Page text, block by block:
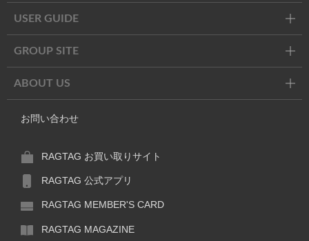
USER GUIDE
GROUP SITE
ABOUT US
お問い合わせ
RAGTAG お買い取りサイト
RAGTAG 公式アプリ
RAGTAG MEMBER'S CARD
RAGTAG MAGAZINE